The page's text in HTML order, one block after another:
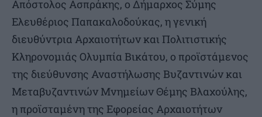
Απόστολος Ασπράκης, ο Δήμαρχος Σύμης
Ελευθέριος Παπακαλοδούκας, η γενική
διευθύντρια Αρχαιοτήτων και Πολιτιστικής
Κληρονομιάς Ολυμπία Βικάτου, ο προϊστάμενος
της διεύθυνσης Αναστήλωσης Βυζαντινών και
Μεταβυζαντινών Μνημείων Θέμης Βλαχούλης,
η προϊσταμένη της Εφορείας Αρχαιοτήτων